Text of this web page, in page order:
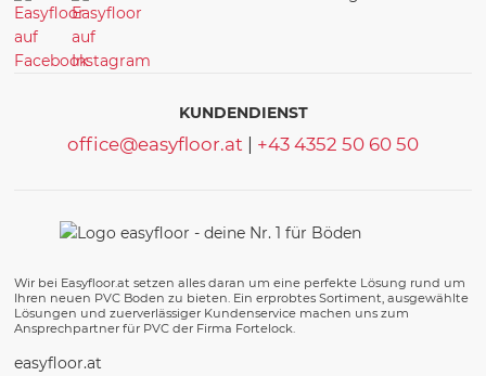
KUNDENDIENST
office@easyfloor.at +43 4352 50 60 50
Wir bei Easyfloor.at setzen alles daran um eine perfekte Lösung rund um
Ihren neuen PVC Boden zu bieten. Ein erprobtes Sortiment, ausgewählte
Lösungen und zuerverlässiger Kundenservice machen uns zum
Ansprechpartner für PVC der Firma Fortelock.
easyfloor.at